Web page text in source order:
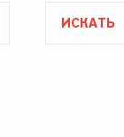
ИСКАТЬ